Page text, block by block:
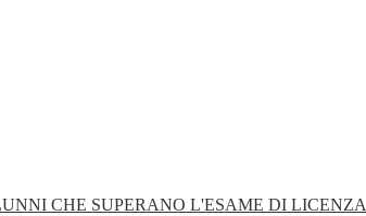
CHE SUPERANO L'ESAME DI LICENZA